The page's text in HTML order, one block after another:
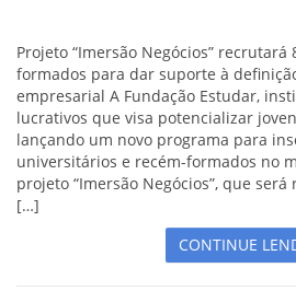
Projeto “Imersão Negócios”
formados para dar suporte à
empresarial A Fundação Estudar,
lucrativos que visa potencializar
lançando um novo programa para
universitários e recém-formados no
projeto “Imersão Negócios”, que
[…]
CONTINUE